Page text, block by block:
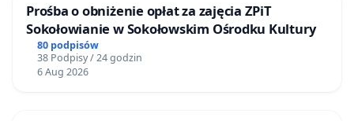
Prośba o obniżenie opłat za zajęcia ZPiT
Sokołowianie w Sokołowskim Ośrodku Kultury
80 podpisów
38 Podpisy / 24 godzin
6 Aug 2026